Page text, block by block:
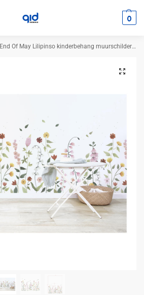
0
End Of May Lilipinso kinderbehang muurschildering 200 x 248 cm